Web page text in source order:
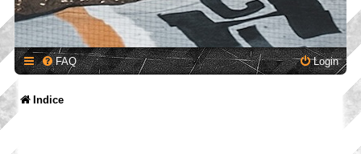
FAQ Login
Indice